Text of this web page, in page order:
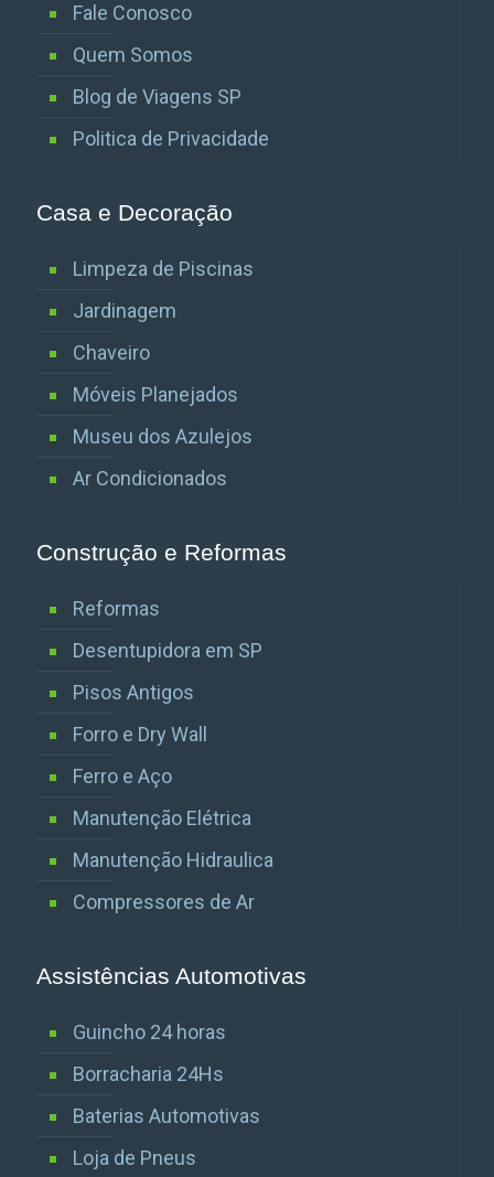
Fale Conosco
Quem Somos
Blog de Viagens SP
Politica de Privacidade
Casa e Decoração
Limpeza de Piscinas
Jardinagem
Chaveiro
Móveis Planejados
Museu dos Azulejos
Ar Condicionados
Construção e Reformas
Reformas
Desentupidora em SP
Pisos Antigos
Forro e Dry Wall
Ferro e Aço
Manutenção Elétrica
Manutenção Hidraulica
Compressores de Ar
Assistências Automotivas
Guincho 24 horas
Borracharia 24Hs
Baterias Automotivas
Loja de Pneus